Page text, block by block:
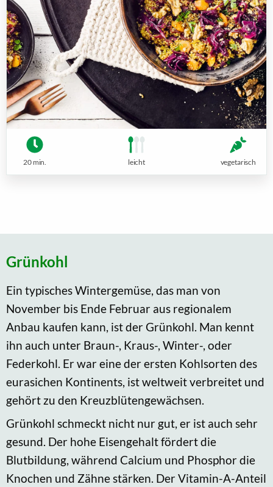
20 min. leicht vegetarisch
Grünkohl
Ein typisches Wintergemüse, das man von
November bis Ende Februar aus regionalem
Anbau kaufen kann, ist der Grünkohl. Man kennt
ihn auch unter Braun-, Kraus-, Winter-, oder
Federkohl. Er war eine der ersten Kohlsorten des
eurasichen Kontinents, ist weltweit verbreitet und
gehört zu den Kreuzblütengewächsen.
Grünkohl schmeckt nicht nur gut, er ist auch sehr
gesund. Der hohe Eisengehalt fördert die
Blutbildung, während Calcium und Phosphor die
Knochen und Zähne stärken. Der Vitamin-A-Anteil